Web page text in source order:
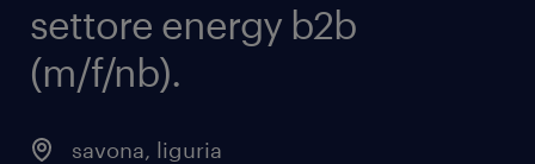
settore energy b2b
(m/f/nb).
savona, liguria